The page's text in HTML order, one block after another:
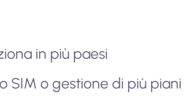
in più paesi
SIM o gestione di più piani